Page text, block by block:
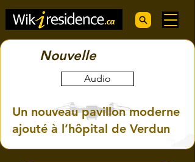
Nouvelle
Audio
Un nouveau pavillon moderne
ajouté à l’hôpital de Verdun